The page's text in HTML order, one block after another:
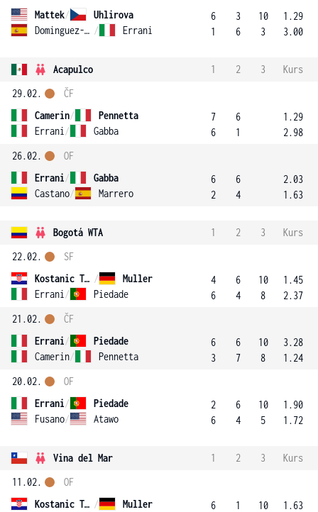
Mattek/
Uhlirova
Dominguez-Lino / Errani
6
1
3
6
10
3
1.29
3.00
Acapulco 1 2 3
Kurs
29.02.
Camerin/
Pennetta
Errani / Gabba
ČF
7
6
6
1
1.29
2.98
26.02.
Errani/
Gabba
Castano/ Marrero
OF
6
2
6
4
2.03
1.63
Bogotá WTA 1 2 3
Kurs
22.02.
Kostanic Tosic /
Muller
Errani / Piedade
SF
4
6
6
4
10
8
1.45
2.37
21.02.
Errani/
Piedade
Camerin/ Pennetta
ČF
6
3
6
7
10
8
3.28
1.24
20.02.
Errani/
Piedade
Fusano/ Atawo
OF
2
6
6
4
10
5
1.90
1.72
Vina del Mar 1 2 3
Kurs
11.02.
Kostanic Tosic /
Muller
OF
6
1
10
1.63